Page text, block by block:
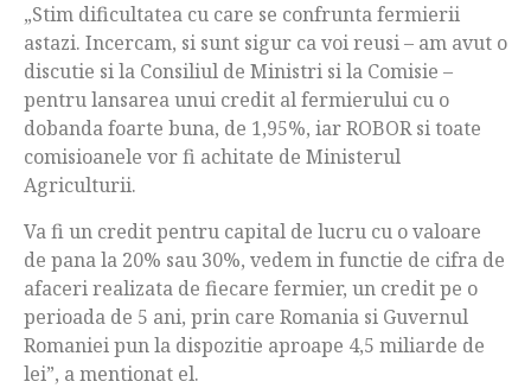
„Stim dificultatea cu care se confrunta fermierii
astazi. Incercam, si sunt sigur ca voi reusi – am avut o
discutie si la Consiliul de Ministri si la Comisie –
pentru lansarea unui credit al fermierului cu o
dobanda foarte buna, de 1,95%, iar ROBOR si toate
comisioanele vor fi achitate de Ministerul
Agriculturii.
Va fi un credit pentru capital de lucru cu o valoare
de pana la 20% sau 30%, vedem in functie de cifra de
afaceri realizata de fiecare fermier, un credit pe o
perioada de 5 ani, prin care Romania si Guvernul
Romaniei pun la dispozitie aproape 4,5 miliarde de
lei”, a mentionat el.